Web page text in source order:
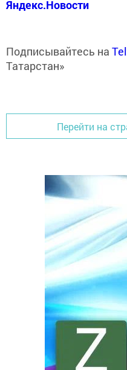
Яндекс.Новости
Подписывайтесь на
Татарстан»
Перейти на